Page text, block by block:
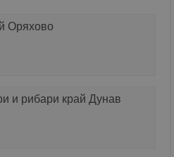
Оряхово
и рибари край Дунав